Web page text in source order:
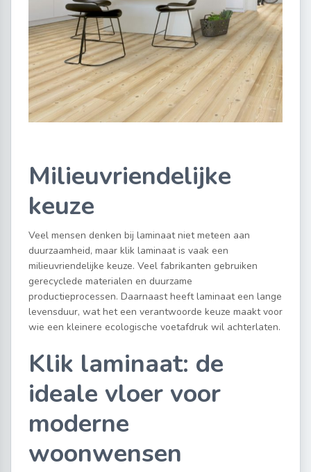
Milieuvriendelijke
keuze
Veel mensen denken bij laminaat niet meteen aan
duurzaamheid, maar klik laminaat is vaak een
milieuvriendelijke keuze. Veel fabrikanten gebruiken
gerecyclede materialen en duurzame
productieprocessen. Daarnaast heeft laminaat een lange
levensduur, wat het een verantwoorde keuze maakt voor
wie een kleinere ecologische voetafdruk wil achterlaten.
Klik laminaat: de
ideale vloer voor
moderne
woonwensen